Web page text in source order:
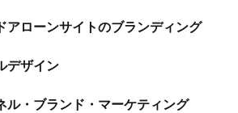
ローンサイトのブランディング
デザイン
ル・ブランド・マーケティング